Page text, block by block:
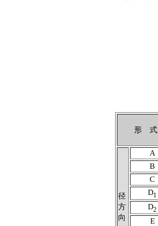
形 式
径
方
向
A
B
C
D1
D2
E